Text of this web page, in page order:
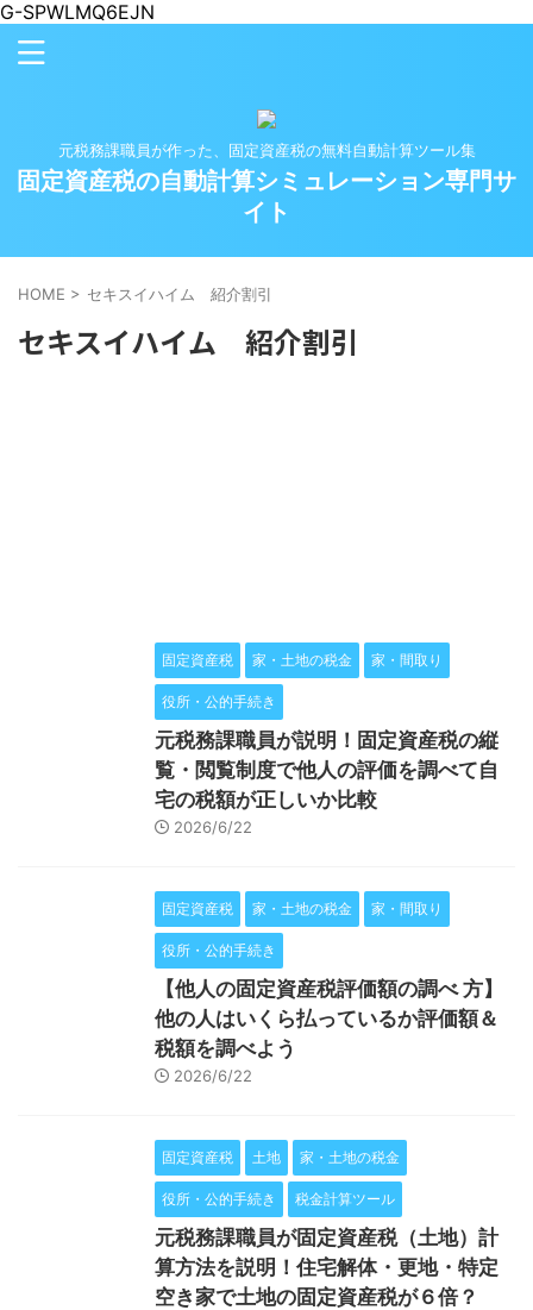
G-SPWLMQ6EJN
元税務課職員が作った、固定資産税の無料自動計算ツール集
固定資産税の自動計算シミュレーション専門サ
イト
HOME > セキスイハイム 紹介割引
セキスイハイム 紹介割引
固定資産税 家・土地の税金 家・間取り
役所・公的手続き
元税務課職員が説明！固定資産税の縦
覧・閲覧制度で他人の評価を調べて自
宅の税額が正しいか比較
2026/6/22
固定資産税 家・土地の税金 家・間取り
役所・公的手続き
【他人の固定資産税評価額の調べ 方】
他の人はいくら払っているか評価額＆
税額を調べよう
2026/6/22
固定資産税 土地 家・土地の税金
役所・公的手続き 税金計算ツール
元税務課職員が固定資産税（土地）計
算方法を説明！住宅解体・更地・特定
空き家で土地の固定資産税が６倍？